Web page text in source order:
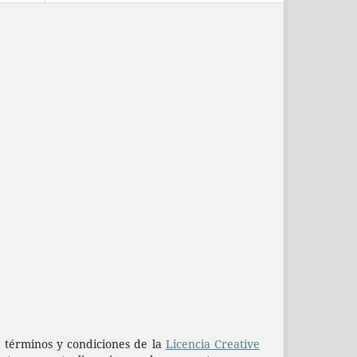
y condiciones de la Licencia Creative